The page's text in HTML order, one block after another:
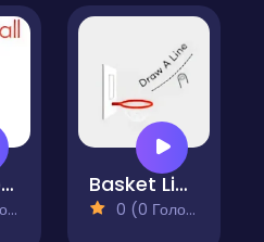
Cannonball Strike Basket Line
0 (0 Голосів)